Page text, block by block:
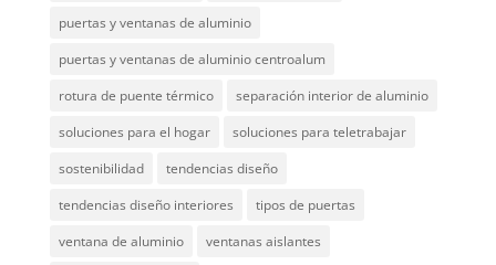
puertas y ventanas de aluminio
puertas y ventanas de aluminio centroalum
rotura de puente térmico
separación interior de aluminio
soluciones para el hogar
soluciones para teletrabajar
sostenibilidad
tendencias diseño
tendencias diseño interiores
tipos de puertas
ventana de aluminio
ventanas aislantes